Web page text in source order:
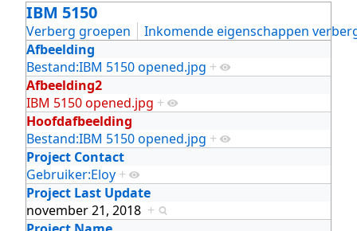
IBM 5150
Verberg groepen
Inkomende eigenschappen
Afbeelding
Bestand:IBM 5150 opened.jpg +
Afbeelding2
IBM 5150 opened.jpg +
Hoofdafbeelding
Bestand:IBM 5150 opened.jpg +
Project Contact
Gebruiker:Eloy +
Project Last Update
november 21, 2018 +